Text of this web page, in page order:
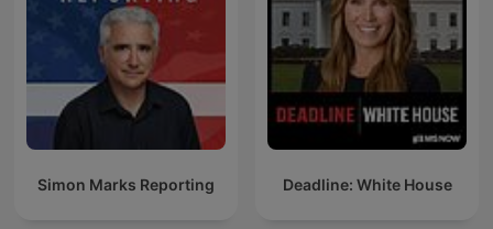
Simon Marks Reporting Deadline: White House